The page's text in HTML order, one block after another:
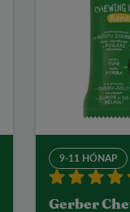
9-11 HÓNAP
Gerber